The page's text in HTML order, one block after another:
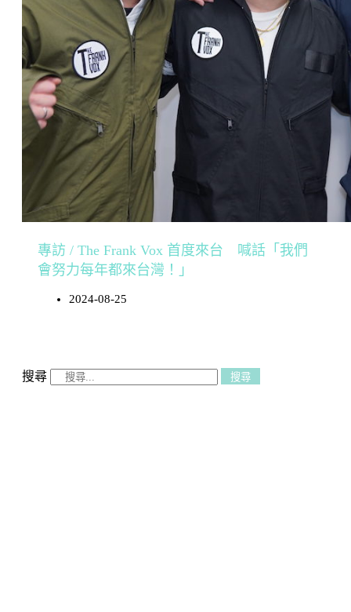
專訪 / The Frank Vox 首度來台 喊話「我們
會努力每年都來台灣！」
2024-08-25
搜尋 搜尋